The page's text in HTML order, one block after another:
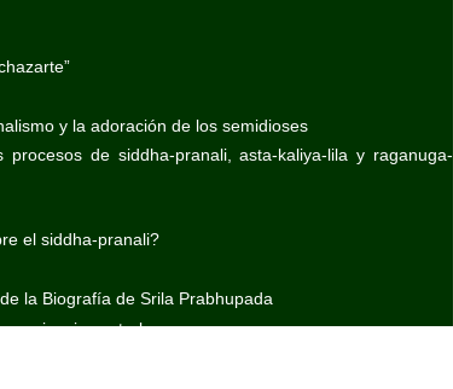
y la adoración de los semidioses
de siddha-pranali, asta-kaliya-lila y raganuga-
el siddha-pranali?
la Biografía de Srila Prabhupada
astrales